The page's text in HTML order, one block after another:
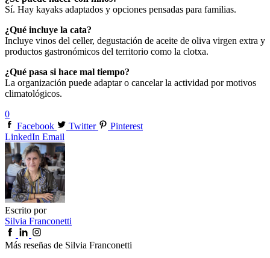
Sí. Hay kayaks adaptados y opciones pensadas para familias.
¿Qué incluye la cata?
Incluye vinos del celler, degustación de aceite de oliva virgen extra y
productos gastronómicos del territorio como la clotxa.
¿Qué pasa si hace mal tiempo?
La organización puede adaptar o cancelar la actividad por motivos
climatológicos.
0
Facebook
Twitter
Pinterest
LinkedIn Email
Escrito por
Silvia Franconetti
Más reseñas de Silvia Franconetti